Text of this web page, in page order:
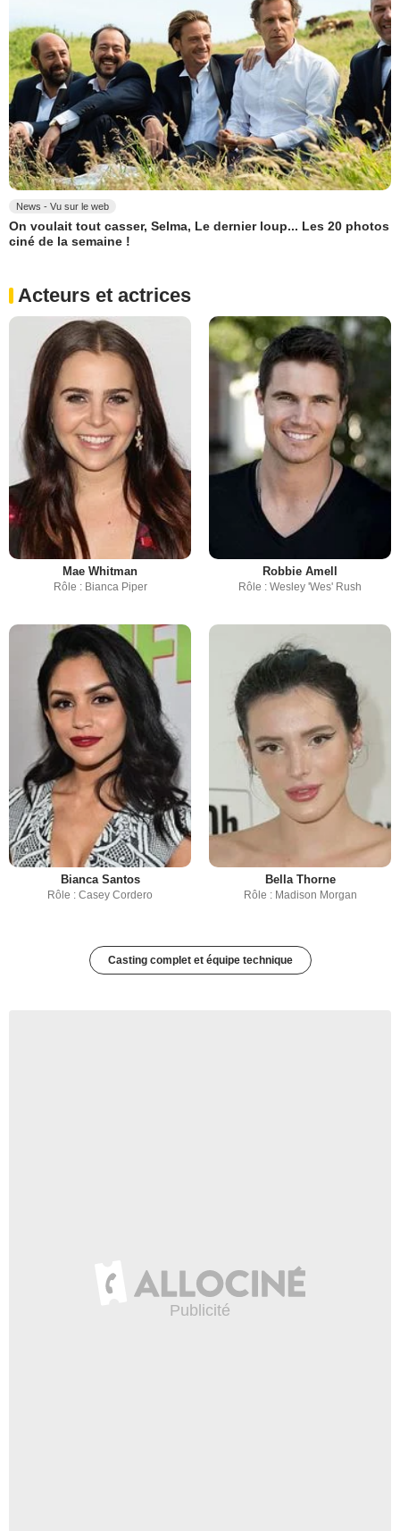
News - Vu sur le web
On voulait tout casser, Selma, Le dernier loup... Les 20 photos
ciné de la semaine !
Acteurs et actrices
Mae Whitman
Rôle : Bianca Piper
Robbie Amell
Rôle : Wesley 'Wes' Rush
Bianca Santos
Rôle : Casey Cordero
Bella Thorne
Rôle : Madison Morgan
Casting complet et équipe technique